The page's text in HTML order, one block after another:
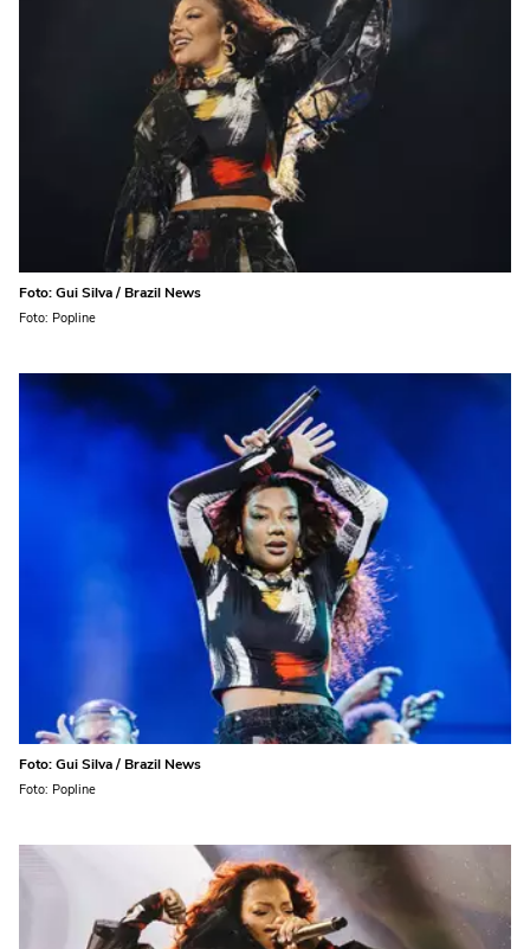
Foto: Gui Silva / Brazil News
Foto: Popline
Foto: Gui Silva / Brazil News
Foto: Popline